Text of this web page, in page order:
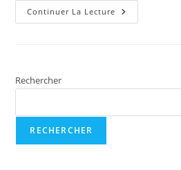
Continuer La Lecture [JAPA2021]
VOYAGE
De
À
Rechercher
RECHERCHER